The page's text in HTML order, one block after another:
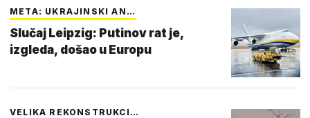
META: UKRAJINSKI AN…
Slučaj Leipzig: Putinov rat je,
izgleda, došao u Europu
VELIKA REKONSTRUKCI…